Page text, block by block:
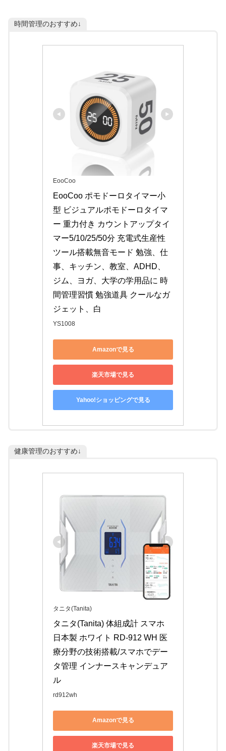
時間管理のおすすめ↓
EooCoo
EooCoo ポモドーロタイマー小
型 ビジュアルポモドーロタイマ
ー 重力付き カウントアップタイ
マー5/10/25/50分 充電式生産性
ツール搭載無音モード 勉強、仕
事、キッチン、教室、ADHD、
ジム、ヨガ、大学の学用品に 時
間管理習慣 勉強道具 クールなガ
ジェット、白
YS1008
Amazonで見る
楽天市場で見る
Yahoo!ショッピングで見る
健康管理のおすすめ↓
タニタ(Tanita)
タニタ(Tanita) 体組成計 スマホ
日本製 ホワイト RD-912 WH 医
療分野の技術搭載/スマホでデー
タ管理 インナースキャンデュア
ル
rd912wh
Amazonで見る
楽天市場で見る